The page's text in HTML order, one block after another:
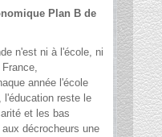
Plan B de
n'est ni à l'école, ni
année l'école
l'éducation reste le
et les bas
décrocheurs une